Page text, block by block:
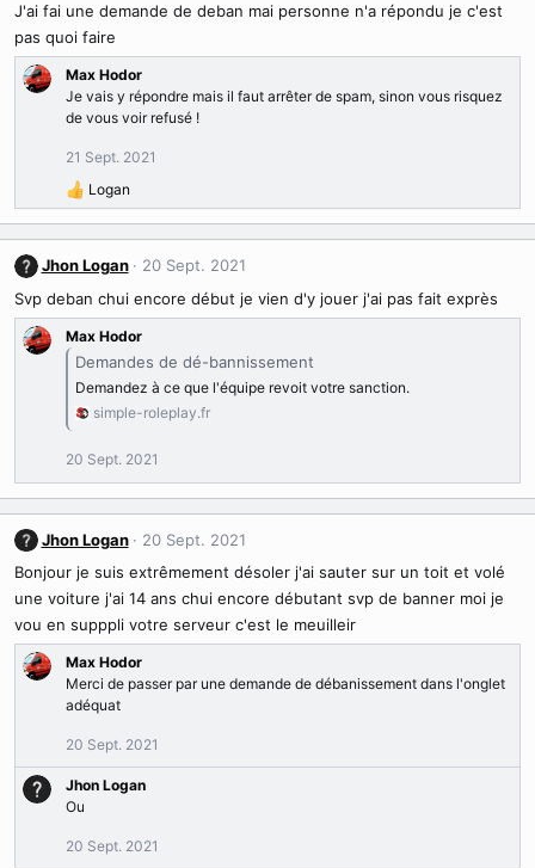
J'ai fai une demande de deban mai personne n'a répondu je c'est
pas quoi faire
Max Hodor
Je vais y répondre mais il faut arrêter de spam, sinon vous risquez
de vous voir refusé !
21 Sept. 2021
R
é
a
c
i
o
n
Logan
Jhon Logan
20 Sept. 2021
Svp deban chui encore début je vien d'y jouer j'ai pas fait exprès
Max Hodor
Demandes de dé-bannissement
Demandez à ce que l'équipe revoit votre sanction.
simple-roleplay.fr
20 Sept. 2021
Jhon Logan
20 Sept. 2021
Bonjour je suis extrêmement désoler j'ai sauter sur un toit et volé
une voiture j'ai 14 ans chui encore débutant svp de banner moi je
vou en supppli votre serveur c'est le meuilleir
Max Hodor
Merci de passer par une demande de débanissement dans l'onglet
adéquat
20 Sept. 2021
Jhon Logan
Ou
20 Sept. 2021